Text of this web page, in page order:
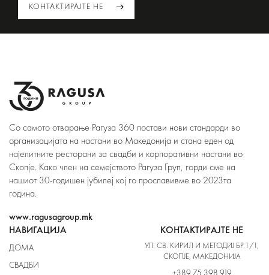
КОНТАКТИРАЈТЕ НЕ
НАВИГАЦИЈА
ДОМА
СВАДБИ
КОНТАКТИРАЈТЕ НЕ
УЛ. СВ. КИРИЛ И МЕТОДИЈ БР.1/1,
СКОПЈЕ, МАКЕДОНИЈА
+389 75 398 919
Со самото отварање Рагуза 360 постави нови стандарди во
организацијата на настани во Македонија и стана еден од
најелитните ресторани за свадби и корпоративни настани во
Скопје. Како член на семејството Рагуза Груп, горди сме на
нашиот 30-годишен јубилеј кој го прославивме во 2023та
година.
www.ragusagroup.mk